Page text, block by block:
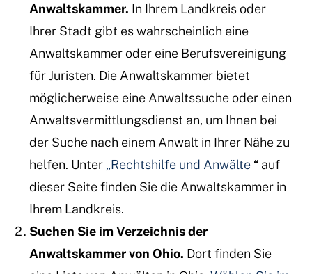
Anwaltskammer. In Ihrem Landkreis oder
Ihrer Stadt gibt es wahrscheinlich eine
Anwaltskammer oder eine Berufsvereinigung
für Juristen. Die Anwaltskammer bietet
möglicherweise eine Anwaltssuche oder einen
Anwaltsvermittlungsdienst an, um Ihnen bei
der Suche nach einem Anwalt in Ihrer Nähe zu
helfen. Unter „Rechtshilfe und Anwälte“ auf
dieser Seite finden Sie die Anwaltskammer in
Ihrem Landkreis.
Suchen Sie im Verzeichnis der
Anwaltskammer von Ohio. Dort finden Sie